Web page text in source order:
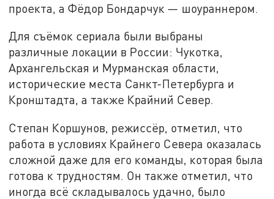
проекта, а Фёдор Бондарчук — шоураннером.
Для съёмок сериала были выбраны
различные локации в России: Чукотка,
Архангельская и Мурманская области,
исторические места Санкт-Петербурга и
Кронштадта, а также Крайний Север.
Степан Коршунов, режиссёр, отметил, что
работа в условиях Крайнего Севера оказалась
сложной даже для его команды, которая была
готова к трудностям. Он также отметил, что
иногда всё складывалось удачно, было